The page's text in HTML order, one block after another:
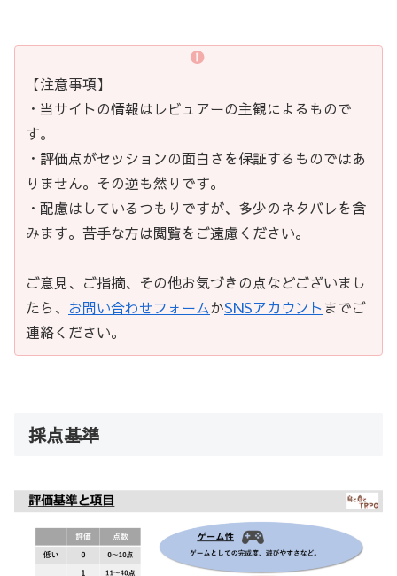
【注意事項】
・当サイトの情報はレビュアーの主観によるもので
す。
・評価点がセッションの面白さを保証するものではあ
りません。その逆も然りです。
・配慮はしているつもりですが、多少のネタバレを含
みます。苦手な方は閲覧をご遠慮ください。
ご意見、ご指摘、その他お気づきの点などございまし
たら、 お問い合わせフォームかSNSアカウント までご
連絡ください。
採点基準